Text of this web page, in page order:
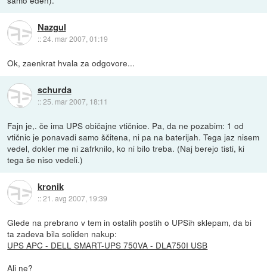
Nazgul
::24. mar 2007, 01:19
Ok, zaenkrat hvala za odgovore...
schurda
::25. mar 2007, 18:11
Fajn je,. če ima UPS običajne vtičnice. Pa, da ne pozabim: 1 od
vtičnic je ponavadi samo ščitena, ni pa na baterijah. Tega jaz nisem
vedel, dokler me ni zafrknilo, ko ni bilo treba. (Naj berejo tisti, ki
tega še niso vedeli.)
kronik
::21. avg 2007, 19:39
Glede na prebrano v tem in ostalih postih o UPSih sklepam, da bi
ta zadeva bila soliden nakup:
UPS APC - DELL SMART-UPS 750VA - DLA750I USB
Ali ne?